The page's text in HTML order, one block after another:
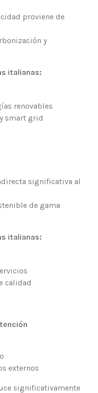
proviene de
y
italianas:
renovables
smart grid
significativa al
de gama
italianas:
calidad
externos
significativamente